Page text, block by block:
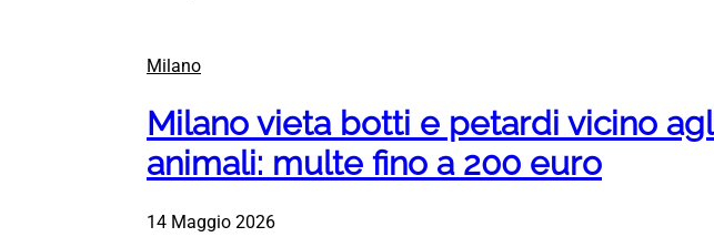
Milano
Milano vieta botti e petardi vicino
animali: multe fino a 200 euro
14 Maggio 2026